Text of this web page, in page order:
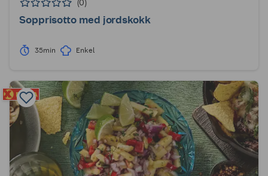
(0)
Sopprisotto med jordskokk
35min Enkel